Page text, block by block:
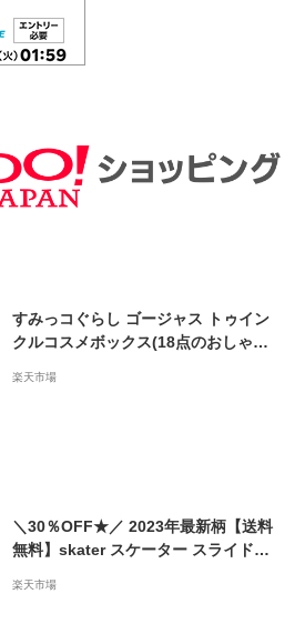
すみっコぐらし ゴージャス トゥイン
クルコスメボックス(18点のおしゃれ
楽天市場
＼30％OFF★／ 2023年最新柄【送料
無料】skater スケーター スライドト
抗菌 AG抗菌 2023年 新柄 食洗器対応
楽天市場